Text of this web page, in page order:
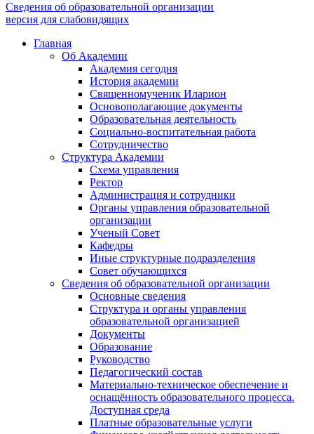
Сведения об образовательной организации
версия для слабовидящих
Главная
Об Академии
Академия сегодня
История академии
Священномученик Иларион
Основополагающие документы
Образовательная деятельность
Социально-воспитательная работа
Сотрудничество
Структура Академии
Схема управления
Ректор
Администрация и сотрудники
Органы управления образовательной
организации
Ученый Совет
Кафедры
Иные структурные подразделения
Совет обучающихся
Сведения об образовательной организации
Основные сведения
Структура и органы управления
образовательной организацией
Документы
Образование
Руководство
Педагогический состав
Материально-техническое обеспечение и
оснащённость образовательного процесса.
Доступная среда
Платные образовательные услуги